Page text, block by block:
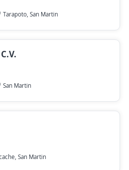
Tarapoto, San Martin
San Martin
San Martin